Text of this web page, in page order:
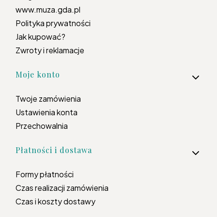
www.muza.gda.pl
Polityka prywatności
Jak kupować?
Zwroty i reklamacje
Moje konto
Twoje zamówienia
Ustawienia konta
Przechowalnia
Płatności i dostawa
Formy płatności
Czas realizacji zamówienia
Czas i koszty dostawy